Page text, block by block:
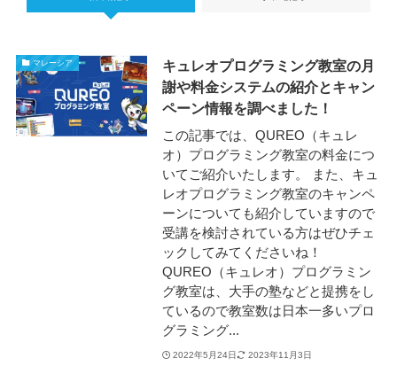
マレーシア
キュレオプログラミング教室の月
謝や料金システムの紹介とキャン
ペーン情報を調べました！
この記事では、QUREO（キュレ
オ）プログラミング教室の料金につ
いてご紹介いたします。 また、キュ
レオプログラミング教室のキャンペ
ーンについても紹介していますので
受講を検討されている方はぜひチェ
ックしてみてくださいね！
QUREO（キュレオ）プログラミン
グ教室は、大手の塾などと提携をし
ているので教室数は日本一多いプロ
グラミング...
2022年5月24日 2023年11月3日